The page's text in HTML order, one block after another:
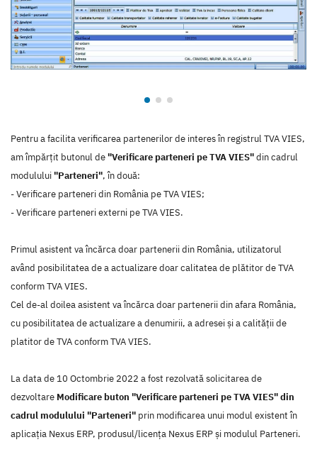
Pentru a facilita verificarea partenerilor de interes în registrul TVA VIES,
am împărțit butonul de"Verificare parteneri pe TVA VIES"din cadrul
modulului"Parteneri", în două:
- Verificare parteneri din România pe TVA VIES;
- Verificare parteneri externi pe TVA VIES.
Primul asistent va încărca doar partenerii din România, utilizatorul
având posibilitatea de a actualizare doar calitatea de plătitor de TVA
conform TVA VIES.
Cel de-al doilea asistent va încărca doar partenerii din afara România,
cu posibilitatea de actualizare a denumirii, a adresei și a calității de
platitor de TVA conform TVA VIES.
La data de 10 Octombrie 2022 a fost rezolvată solicitarea de
dezvoltare Modificare buton "Verificare parteneri pe TVA VIES" din
cadrul modulului "Parteneri" prin modificarea unui modul existent în
aplicaţia Nexus ERP, produsul/licenţa Nexus ERP şi modulul Parteneri.